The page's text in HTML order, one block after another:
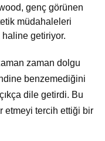
genç görünen
müdahaleleri
getiriyor.
zaman dolgu
benzemediğini
dile getirdi. Bu
etmeyi tercih ettiği bir